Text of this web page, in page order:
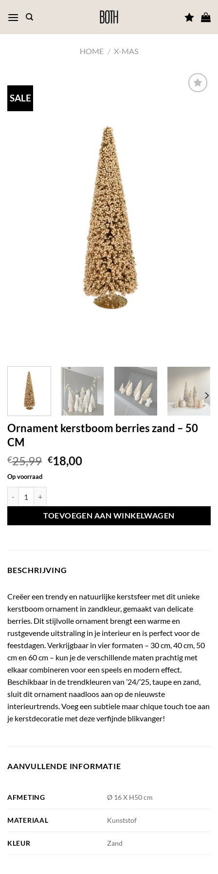
naar
HOME / X-MAS
SALE
Ornament kerstboom berries zand – 50
CM
€25,99 Oorspronkelijke
prijs
€18,00Huidige
Op voorraad
TOEVOEGEN AAN WINKELWAGEN
BESCHRIJVING
Creëer een trendy en natuurlijke kerstsfeer met dit unieke
kerstboom ornament in zandkleur, gemaakt van delicate
berries. Dit stijlvolle ornament brengt een warme en
rustgevende uitstraling in je interieur en is perfect voor de
feestdagen. Verkrijgbaar in vier formaten – 30 cm, 40 cm, 50
cm en 60 cm – kun je de verschillende maten prachtig met
elkaar combineren voor een speels en modern effect.
Beschikbaar in de trendkleuren van ’24/’25, taupe en zand,
sluit dit ornament naadloos aan op de nieuwste
interieurtrends. Voeg een subtiele maar chique touch toe aan
je kerstdecoratie met deze verfijnde blikvanger!
AANVULLENDE INFORMATIE
AFMETING Ø 16 X H50 cm
MATERIAAL Kunststof
KLEUR Zand